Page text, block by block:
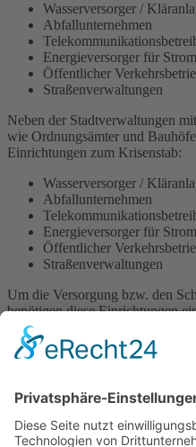
Wasserversorger /
Abfallunternehmen
Energieversorger für
Öffentlicher
Straßenverwaltungen
Neben der Stadtverwaltungen
wie Ordnungsämter und
Einrichtungen zum Krisenstab:
Wasserversorger /
Abfallunternehmen
Energieversorger für
Öffentlicher
Straßenverwaltungen
Um die Versorgung bzw. den
benötigen diese Einrichtungen
Kommunikationsnetz.
Für solche Ernstfälle halten wir
Systeme, die ohne öffentliche
einen langen Zeitraum einsetzbar